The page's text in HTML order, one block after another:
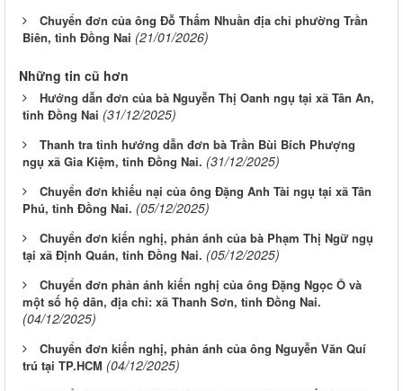
Chuyển đơn của ông Đỗ Thấm Nhuần địa chỉ phường Trần
Biên, tỉnh Đồng Nai (21/01/2026)
Những tin cũ hơn
Hướng dẫn đơn của bà Nguyễn Thị Oanh ngụ tại xã Tân An,
tỉnh Đồng Nai (31/12/2025)
Thanh tra tỉnh hướng dẫn đơn bà Trần Bùi Bích Phượng
ngụ xã Gia Kiệm, tỉnh Đồng Nai. (31/12/2025)
Chuyển đơn khiếu nại của ông Đặng Anh Tài ngụ tại xã Tân
Phú, tỉnh Đồng Nai. (05/12/2025)
Chuyển đơn kiến nghị, phản ánh của bà Phạm Thị Ngữ ngụ
tại xã Định Quán, tỉnh Đồng Nai. (05/12/2025)
Chuyển đơn phản ánh kiến nghị của ông Đặng Ngọc Ô và
một số hộ dân, địa chỉ: xã Thanh Sơn, tỉnh Đồng Nai.
(04/12/2025)
Chuyển đơn kiến nghị, phản ánh của ông Nguyễn Văn Quí
trú tại TP.HCM (04/12/2025)